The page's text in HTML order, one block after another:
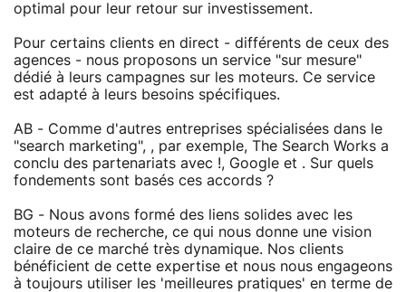
optimal pour leur retour sur investissement.
Pour certains clients en direct - différents de ceux des
agences - nous proposons un service "sur mesure"
dédié à leurs campagnes sur les moteurs. Ce service
est adapté à leurs besoins spécifiques.
AB - Comme d'autres entreprises spécialisées dans le
"search marketing", , par exemple, The Search Works a
conclu des partenariats avec !, Google et . Sur quels
fondements sont basés ces accords ?
BG - Nous avons formé des liens solides avec les
moteurs de recherche, ce qui nous donne une vision
claire de ce marché très dynamique. Nos clients
bénéficient de cette expertise et nous nous engageons
à toujours utiliser les 'meilleures pratiques' en terme de